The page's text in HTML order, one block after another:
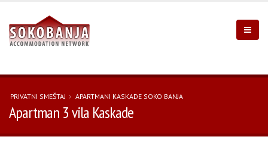
PRIVATNI SMEŠTAJ APARTMANI KASKADE SOKO BANJA
Apartman 3 vila Kaskade